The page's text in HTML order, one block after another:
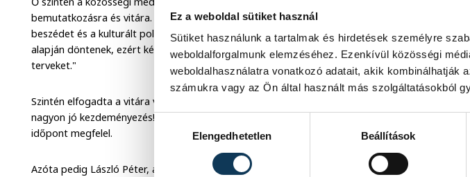
Ez a weboldal sütiket használ
Sütiket használunk a tartalmak és hirdetések személyre
weboldalforgalmunk elemzéséhez. Ezenkívül közösségi
weboldalhasználatra vonatkozó adatait, akik kombinálhatják
számukra vagy az Ön által használt más szolgáltatásokból
Hozzájárulás kiválasztása
Elengedhetetlen
Beállítások
bemutatkozásra és vitára. Veszprém és a térség közösségei megérdemlik a tiszta, egyenes
beszédet és a kulturált politikai párbeszédet. Hiszek abban, hogy az emberek az eredmények
alapján döntenek, ezért készen állok arra, hogy nyilvánosan is bemutassam az eddigi munkát és
terveket."
Szintén elfogadta a vitára való felkérést Hrabovszki László, a DK jelöltje, ő így fogalmazott: "Egy
nagyon jó kezdeményezés! Köszönöm a meghívást!" Továbbá jelezte, hogy számára bármelyik
időpont megfelel.
Azóta pedig László Péter, a Mi Hazánk Mozgalom politikusa is jelezte, hogy részt fog venni a